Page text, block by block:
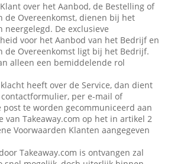
over het Aanbod, de Bestelling of
de Overeenkomst, dienen bij het
neergelegd. De exclusieve
voor het Aanbod van het Bedrijf en
de Overeenkomst ligt bij het Bedrijf.
alleen een bemiddelende rol
heeft over de Service, dan dient
per e-mail of
te worden gecommuniceerd aan
van Takeaway.com op het in artikel 2
Voorwaarden Klanten aangegeven
Takeaway.com is ontvangen zal